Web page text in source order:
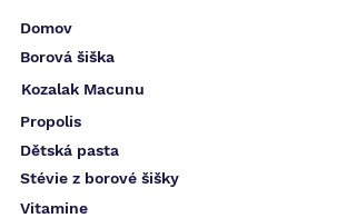
Domov
Borová šiška
Kozalak Macunu
Propolis
Dětská pasta
Stévie z borové šišky
Vitamine